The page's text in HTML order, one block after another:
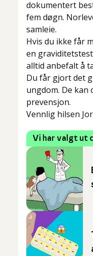
dokumentert
fem døgn.
samleie.
Hvis du ikke får
en
alltid anbefalt å
Du får gjort det
ungdom. De kan
prevensjon.
Vennlig hilsen
Vi har valgt ut